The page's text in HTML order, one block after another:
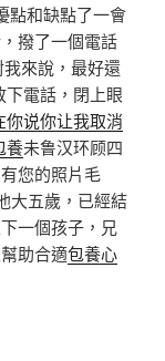
點和缺點了一會
撥了一個電話
我來說，最好還
下電話，閉上眼
你说你让我取消
養未鲁汉环顾四
您的照片毛
大五歲，已經結
一個孩子，兄
助合適包養心